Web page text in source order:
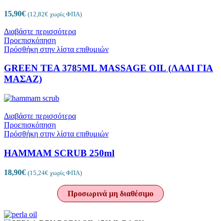
15,90€ (12,82€ χωρίς ΦΠΑ)
Διαβάστε περισσότερα
Προεπισκόπηση
Πρόσθήκη στην λίστα επιθυμιών
GREEN TEA 3785ML MASSAGE OIL (ΛΑΔΙ ΓΙΑ
ΜΑΣΑΖ)
Διαβάστε περισσότερα
Προεπισκόπηση
Πρόσθήκη στην λίστα επιθυμιών
HAMMAM SCRUB 250ml
18,90€ (15,24€ χωρίς ΦΠΑ)
Προσωρινά μη διαθέσιμο